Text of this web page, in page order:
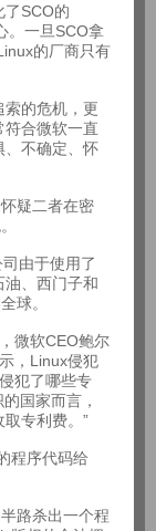
了SCO的
。一旦SCO拿
的厂商只有
的危机，更
符合微软一直
、不确定、怀
疑二者在密
由于使用了
油、西门子和
球。
微软CEO鲍尔
，Linux侵犯
犯了哪些专
国家而言，
专利费。”
程序代码给
路杀出一个程